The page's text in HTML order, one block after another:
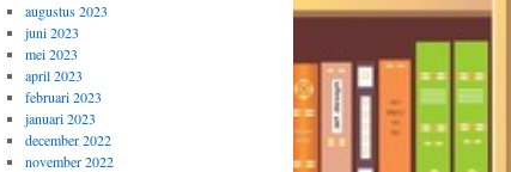
augustus 2023
juni 2023
mei 2023
april 2023
februari 2023
januari 2023
december 2022
november 2022